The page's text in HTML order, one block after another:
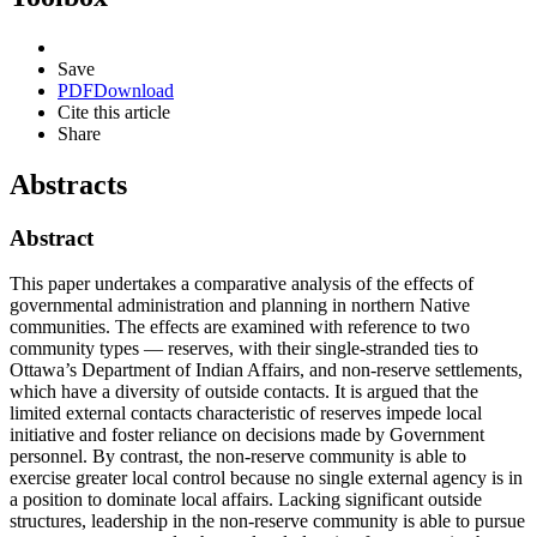
Save
PDFDownload
Cite this article
Share
Abstracts
Abstract
This paper undertakes a comparative analysis of the effects of
governmental administration and planning in northern Native
communities. The effects are examined with reference to two
community types — reserves, with their single-stranded ties to
Ottawa’s Department of Indian Affairs, and non-reserve settlements,
which have a diversity of outside contacts. It is argued that the
limited external contacts characteristic of reserves impede local
initiative and foster reliance on decisions made by Government
personnel. By contrast, the non-reserve community is able to
exercise greater local control because no single external agency is in
a position to dominate local affairs. Lacking significant outside
structures, leadership in the non-reserve community is able to pursue